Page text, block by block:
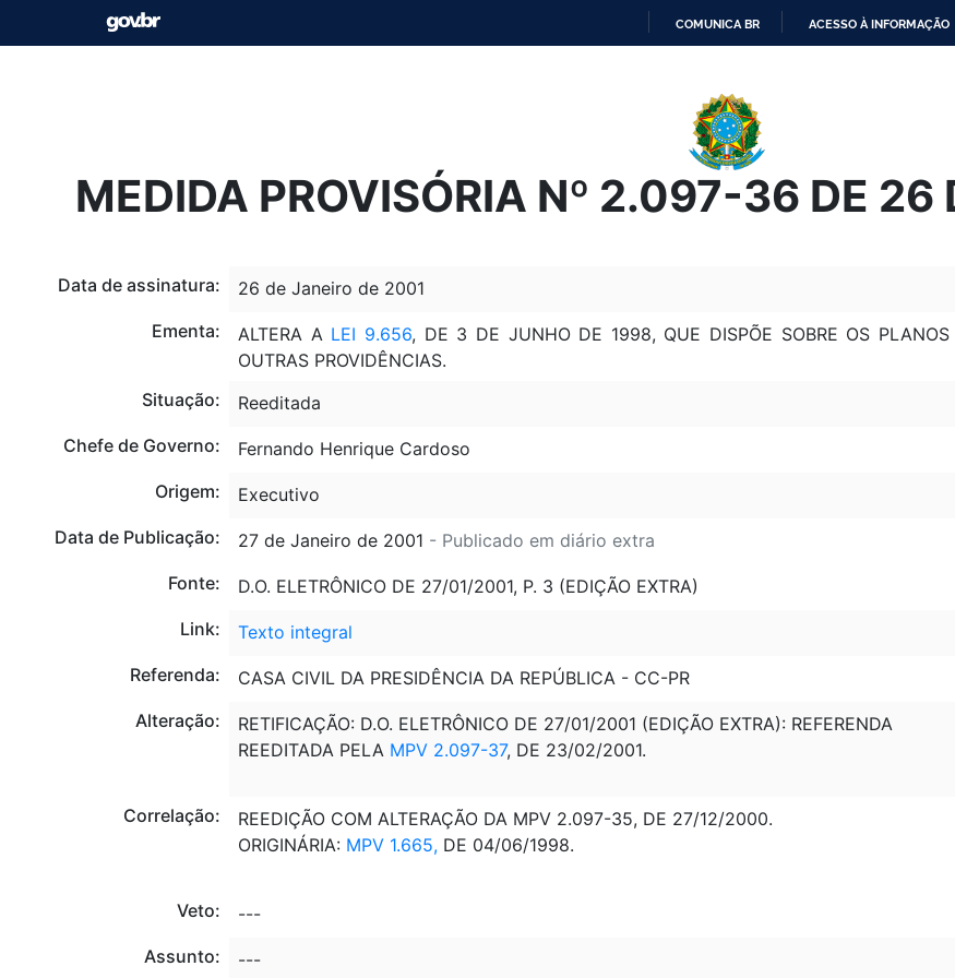
O
CONTEÚDO
COMUNICA BR ACESSO À INFORMAÇÃO
MEDIDA PROVISÓRIA Nº 2.097-36 DE 26
Data de assinatura:
26 de Janeiro de 2001
Ementa:
ALTERA A LEI 9.656, DE 3 DE JUNHO DE 1998, QUE DISPÕE SOBRE OS
OUTRAS PROVIDÊNCIAS.
Situação:
Reeditada
Chefe de Governo:
Fernando Henrique Cardoso
Origem:
Executivo
Data de Publicação:
27 de Janeiro de 2001 - Publicado em diário extra
Fonte:
D.O. ELETRÔNICO DE 27/01/2001, P. 3 (EDIÇÃO EXTRA)
Link:
Texto integral
Referenda:
CASA CIVIL DA PRESIDÊNCIA DA REPÚBLICA - CC-PR
Alteração:
RETIFICAÇÃO: D.O. ELETRÔNICO DE 27/01/2001 (EDIÇÃO EXTRA): REFERENDA
REEDITADA PELA MPV 2.097-37, DE 23/02/2001.
Correlação:
REEDIÇÃO COM ALTERAÇÃO DA MPV 2.097-35, DE 27/12/2000.
ORIGINÁRIA: MPV 1.665,DE 04/06/1998.
Veto:
---
Assunto:
---